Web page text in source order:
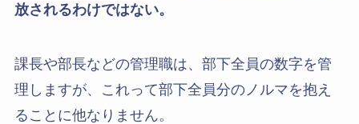
放されるわけではない。
課長や部長などの管理職は、部下全員の数字を管
理しますが、これって部下全員分のノルマを抱え
ることに他なりません。